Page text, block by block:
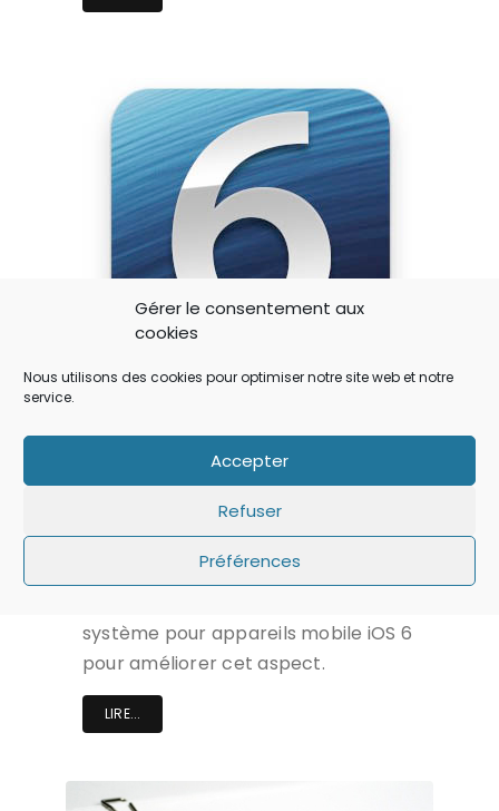
Gérer le consentement aux
cookies
Nous utilisons des cookies pour optimiser notre site web et notre
service.
Accepter
Refuser
Préférences
iOS 6: des avancés en termes de
confidentialité des données
La confidentialité des données est une
affaire importante pour les utilisateurs
et le législateur. Apple profite de la
système pour appareils mobile iOS 6
pour améliorer cet aspect.
LIRE...